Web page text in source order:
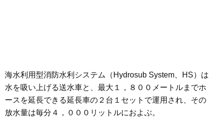
海水利用型消防水利システム（Hydrosub System、HS）は
水を吸い上げる送水車と、最大１，８００メートルまでホ
ースを延長できる延長車の２台１セットで運用され、その
放水量は毎分４，０００リットルにおよぶ。